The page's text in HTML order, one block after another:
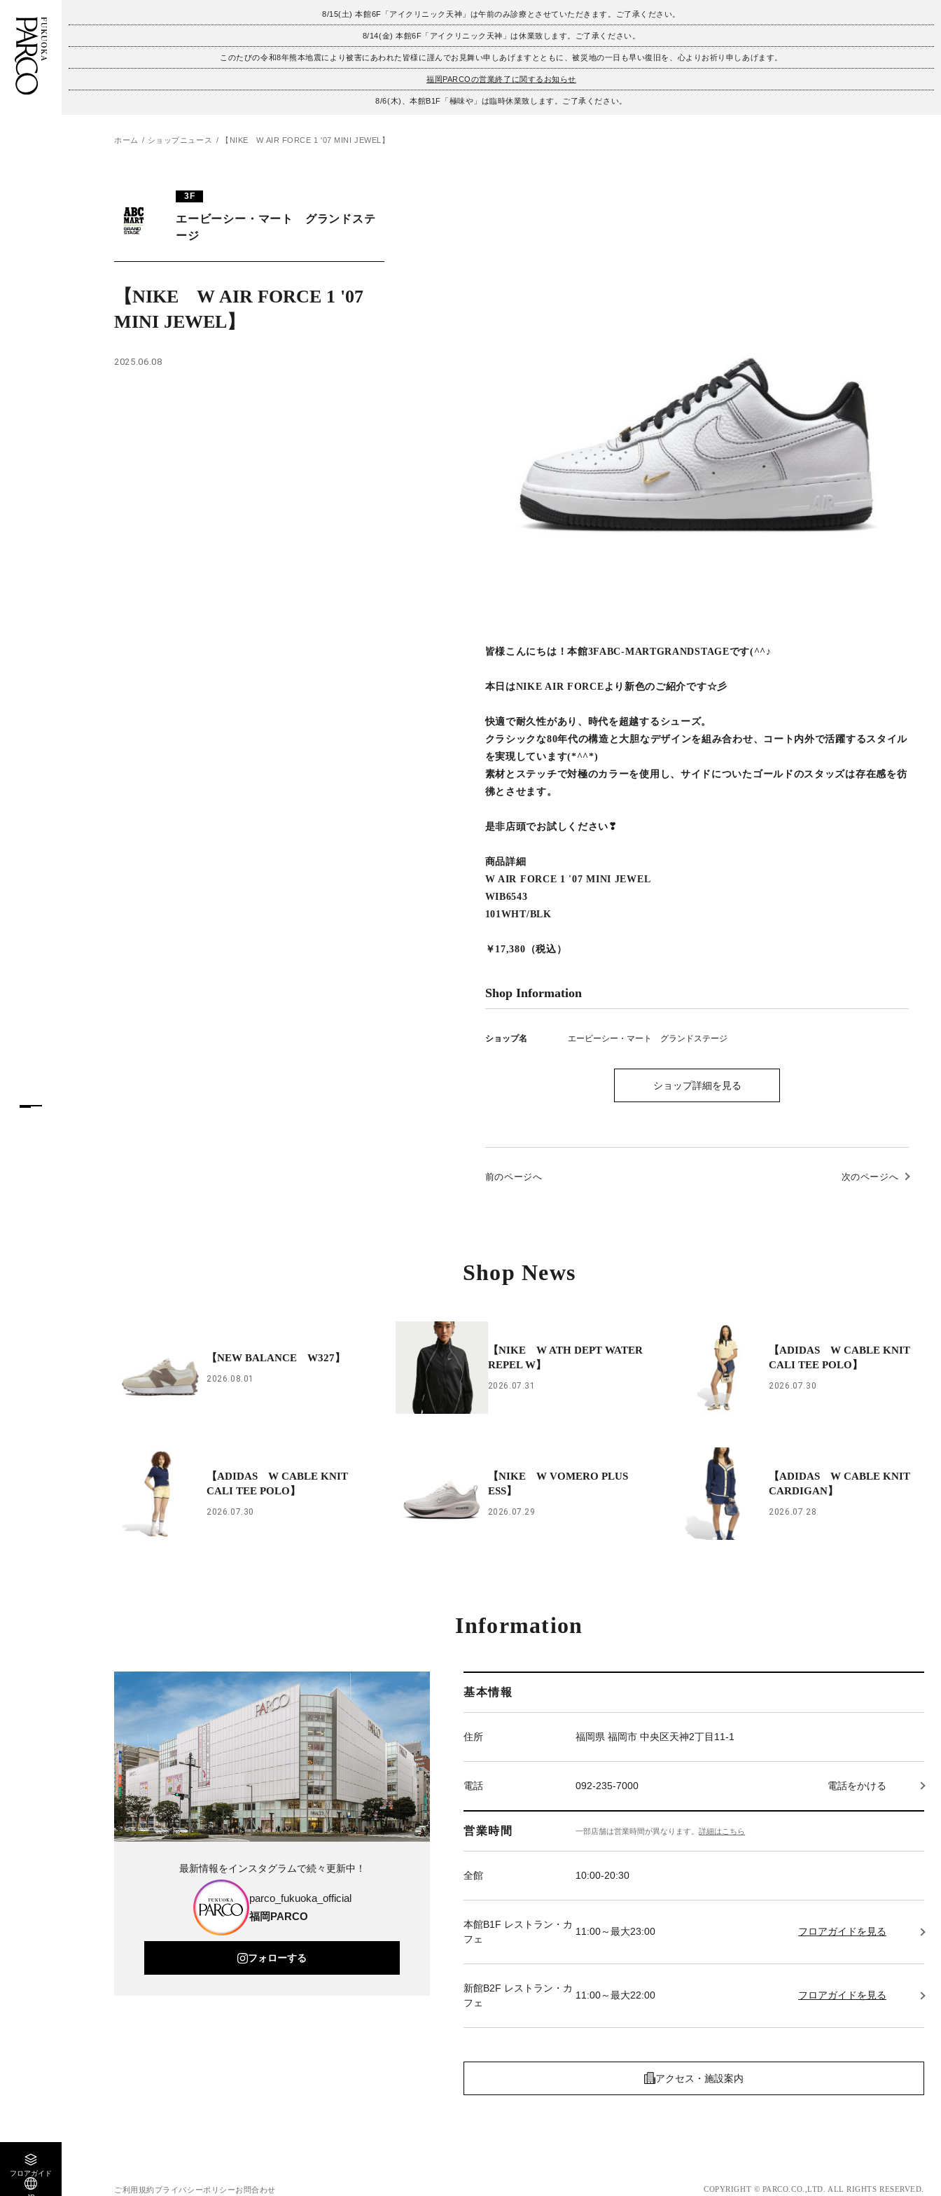
8/15(土) 本館6F「アイクリニック天神」は午前のみ診療とさせていただきます。ご了承ください。
8/14(金) 本館6F「アイクリニック天神」は休業致します。ご了承ください。
このたびの令和8年熊本地震により被害にあわれた皆様に謹んでお見舞い申しあげますとともに、被災地の一日も早い復旧を、心よりお祈り申しあげます。
福岡PARCOの営業終了に関するお知らせ
8/6(木)、本館B1F「極味や」は臨時休業致します。ご了承ください。
フロアガイド
施設案内・アクセス
PARCOメンバーズ
ホーム ショップニュース 【NIKE W AIR FORCE 1 '07 MINI JEWEL】
3F
エービーシー・マート グランドステ
ージ
【NIKE W AIR FORCE 1 '07
MINI JEWEL】
2025.06.08
皆様こんにちは！本館3FABC-MARTGRANDSTAGEです(^^♪
本日はNIKE AIR FORCEより新色のご紹介です☆彡
快適で耐久性があり、時代を超越するシューズ。
クラシックな80年代の構造と大胆なデザインを組み合わせ、コート内外で活躍するスタイル
を実現しています(*^^*)
素材とステッチで対極のカラーを使用し、サイドについたゴールドのスタッズは存在感を彷
彿とさせます。
是非店頭でお試しください❣
商品詳細
W AIR FORCE 1 '07 MINI JEWEL
WIB6543
101WHT/BLK
￥17,380（税込）
Shop Information
ショップ名 エービーシー・マート グランドステージ
ショップ詳細を見る
前のページへ 次のページへ
Shop News
【NEW BALANCE W327】
2026.08.01
【NIKE W ATH DEPT WATER
REPEL W】
2026.07.31
【ADIDAS W CABLE KNIT
CALI TEE POLO】
2026.07.30
【ADIDAS W CABLE KNIT
CALI TEE POLO】
2026.07.30
【NIKE W VOMERO PLUS
ESS】
2026.07.29
【ADIDAS W CABLE KNIT
CARDIGAN】
2026.07.28
Information
基本情報
住所 福岡県 福岡市 中央区天神2丁目11-1
電話 092-235-7000 電話をかける
営業時間 一部店舗は営業時間が異なります。詳細はこちら
全館 10:00-20:30
本館B1F レストラン・カ
フェ
11:00～最大23:00 フロアガイドを見る
新館B2F レストラン・カ
フェ
11:00～最大22:00 フロアガイドを見る
アクセス・施設案内
最新情報をインスタグラムで続々更新中！
parco_fukuoka_official
福岡PARCO
フォローする
ご利用規約プライバシーポリシーお問合わせ COPYRIGHT © PARCO.CO.,LTD. ALL RIGHTS RESERVED.